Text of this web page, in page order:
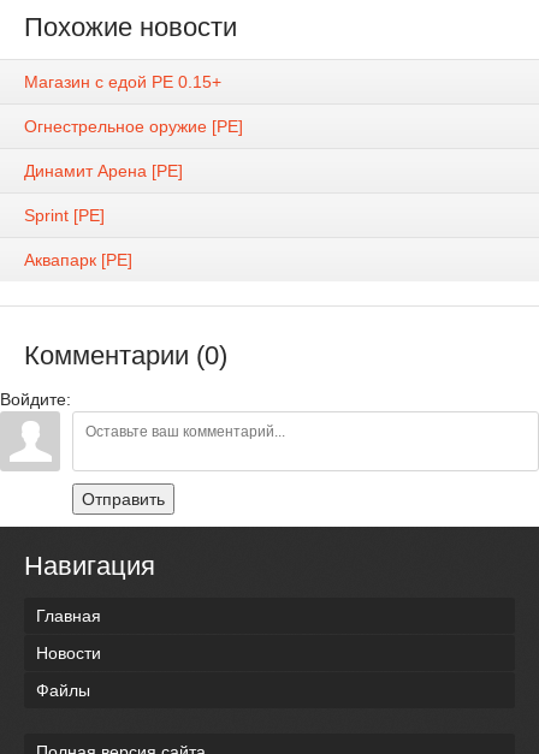
Похожие новости
Магазин с едой PE 0.15+
Огнестрельное оружие [PE]
Динамит Арена [PE]
Sprint [PE]
Аквапарк [PE]
Комментарии (0)
Войдите:
Отправить
Навигация
Главная
Новости
Файлы